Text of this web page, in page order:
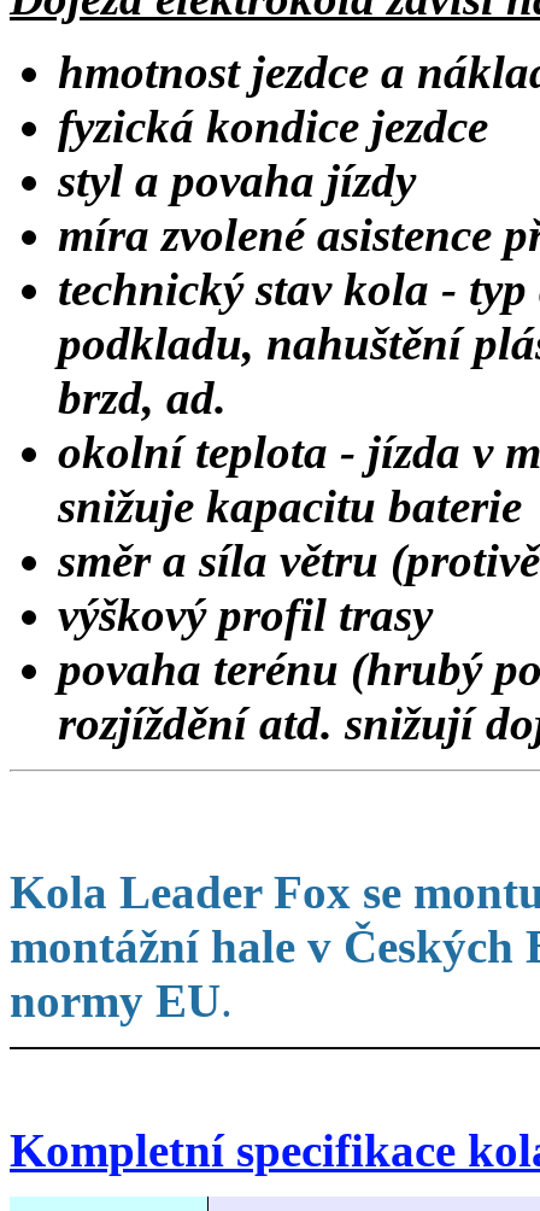
hmotnost jezdce a
fyzická kondice jezdce
styl a povaha jízdy
míra zvolené asistence
technický stav kola -
podkladu, nahuštění
brzd, ad.
okolní teplota - jízda v
snižuje kapacitu baterie
směr a síla větru
výškový profil trasy
povaha terénu (hrubý
rozjíždění atd. snižují
Kola Leader Fox se
montážní hale v
normy EU.
Kompletní specifikace